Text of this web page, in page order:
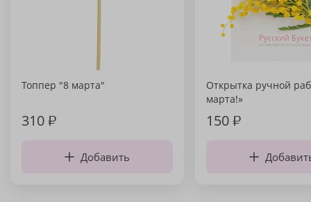
Топпер "8 марта"
310₽
Добавить
Открытка ручной
марта!»
150₽